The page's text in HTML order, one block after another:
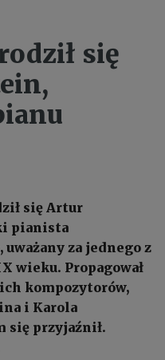
się
się Artur
pianista
za jednego z
wieku. Propagował
kompozytorów,
i Karola
się przyjaźnił.